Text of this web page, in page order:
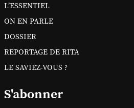
L’ESSENTIEL
ON EN PARLE
DOSSIER
REPORTAGE DE RITA
LE SAVIEZ-VOUS ?
S'abonner